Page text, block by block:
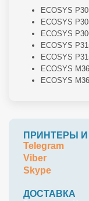
ECOSYS
ECOSYS
ECOSYS
ECOSYS
ECOSYS
ECOSYS
ECOSYS
ПРИНТЕРЫ И
Telegram
Viber
Skype
ДОСТАВКА